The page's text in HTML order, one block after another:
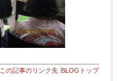
この記事のリンク先 BLOGトップ